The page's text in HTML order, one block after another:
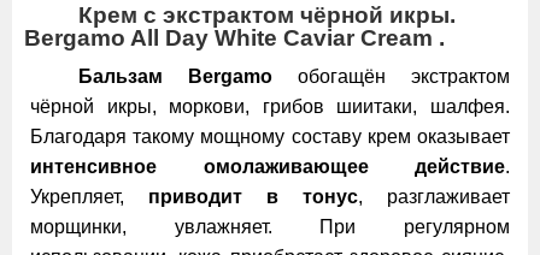
Крем с экстрактом чёрной икры.
Bergamo All Day White Caviar Cream .
Бальзам Bergamo обогащён экстрактом
чёрной икры, моркови, грибов шиитаки, шалфея.
Благодаря такому мощному составу крем оказывает
интенсивное омолаживающее действие.
Укрепляет, приводит в тонус, разглаживает
морщинки, увлажняет. При регулярном